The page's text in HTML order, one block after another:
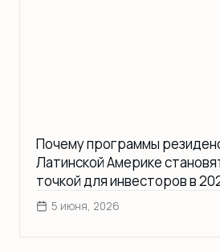
Почему программы
Латинской Америке
точкой для инвесторов в
5 июня, 2026